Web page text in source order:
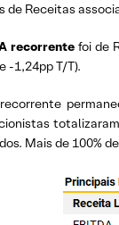
de Receitas
recorrentefoi de
-1,24pp T/T).
recorrente
Mais de 100%